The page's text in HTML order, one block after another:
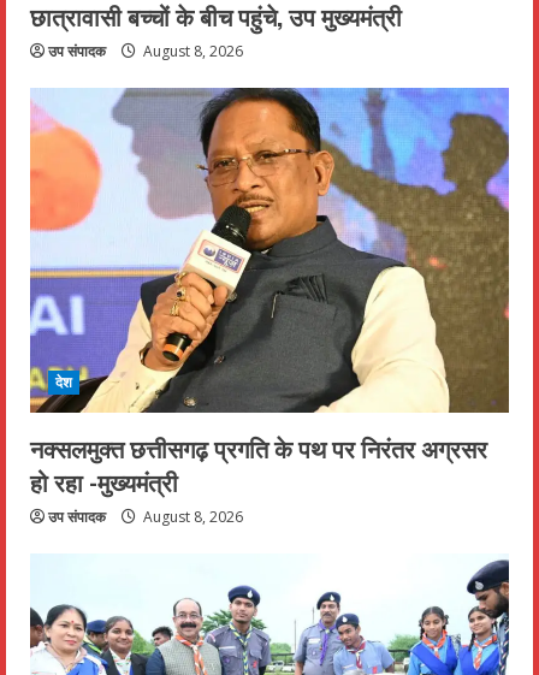
छात्रावासी बच्चों के बीच पहुंचे, उप मुख्यमंत्री
उप संपादक August 8, 2026
देश
नक्सलमुक्त छत्तीसगढ़ प्रगति के पथ पर निरंतर अग्रसर
हो रहा -मुख्यमंत्री
उप संपादक August 8, 2026